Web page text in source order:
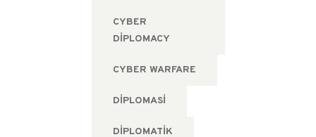
CYBER
DIPLOMACY
CYBER WARFARE
DIPLOMASI
DIPLOMATIK